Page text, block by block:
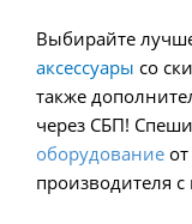
Выбирайте
аксессуары со
также
через СБП!
оборудование
производителя